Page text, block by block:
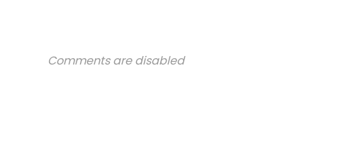
Comments are disabled